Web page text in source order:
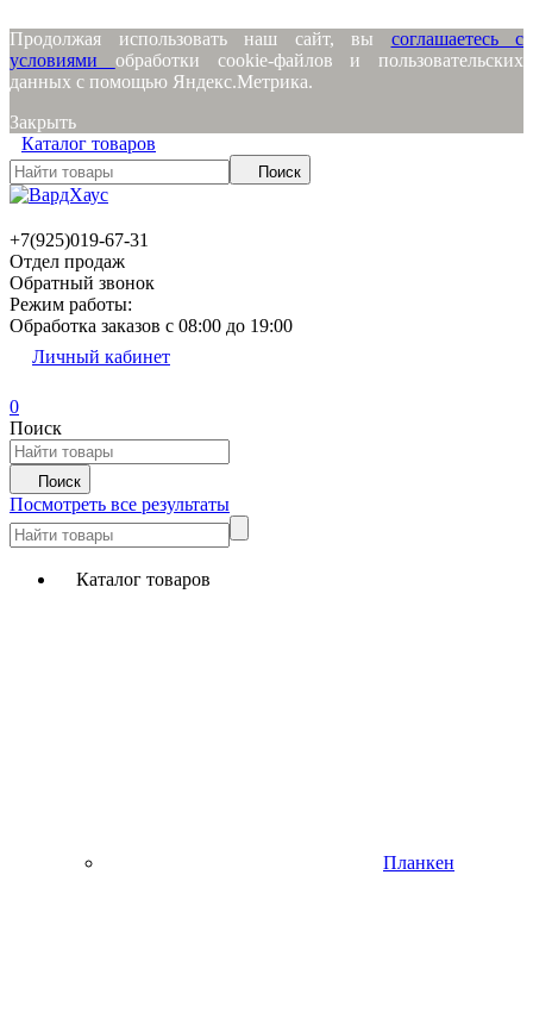
Продолжая использовать наш сайт, вы соглашаетесь с
условиями обработки cookie-файлов и пользовательских
данных с помощью Яндекс.Метрика.
Закрыть
Каталог товаров
Поиск
+7(925)019-67-31
Отдел продаж
Обратный звонок
Режим работы:
Обработка заказов с 08:00 до 19:00
Личный кабинет
0
Поиск
Поиск
Посмотреть все результаты
Каталог товаров
Планкен